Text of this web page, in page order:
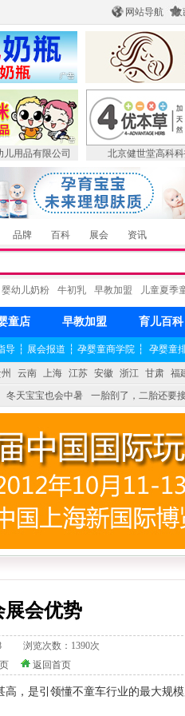
网站导航 收
儿用品有限公司 北京健世堂高科
品牌 百科 展会 资讯
婴幼儿奶粉 牛初乳 早教加盟 儿童夏季
童店 早教加盟 育儿百科
导 ┆ 展会报道 ┆ 孕婴童商学院 ┆ 孕婴童
云南 上海 江苏 安徽 浙江 甘肃 福
冬天宝宝也会中暑 一胎剖了，二胎还要
广场 免租了！
展会优势
浏览次数：1390次
返回首页
，是引领懂不童车行业的最大规